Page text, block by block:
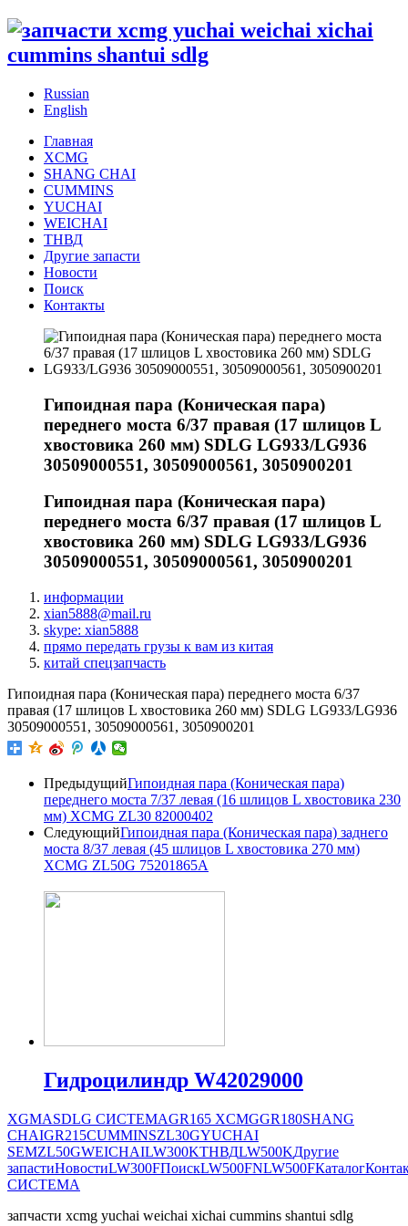
Russian
English
Главная
XCMG
SHANG CHAI
CUMMINS
YUCHAI
WEICHAI
ТНВД
Другие запасти
Новости
Поиск
Контакты
Гипоидная пара (Коническая пара)
переднего моста 6/37 правая (17 шлицов L
хвостовика 260 мм) SDLG LG933/LG936
30509000551, 30509000561, 3050900201
Гипоидная пара (Коническая пара)
переднего моста 6/37 правая (17 шлицов L
хвостовика 260 мм) SDLG LG933/LG936
30509000551, 30509000561, 3050900201
информации
xian5888@mail.ru
skype: xian5888
прямо передать грузы к вам из китая
китай спецзапчасть
Гипоидная пара (Коническая пара) переднего моста 6/37
правая (17 шлицов L хвостовика 260 мм) SDLG LG933/LG936
30509000551, 30509000561, 3050900201
ПредыдущийГипоидная пара (Коническая пара)
переднего моста 7/37 левая (16 шлицов L хвостовика 230
мм) XCMG ZL30 82000402
СледующийГипоидная пара (Коническая пара) заднего
моста 8/37 левая (45 шлицов L хвостовика 270 мм)
XCMG ZL50G 75201865A
Гидроцилиндр W42029000
XGMASDLG СИСТЕМАGR165 XCMGGR180SHANG
CHAIGR215CUMMINSZL30GYUCHAI
SEMZL50GWEICHAILW300KТНВДLW500KДругие
запастиНовостиLW300FПоискLW500FNLW500FКаталог
СИСТЕМА
запчасти xcmg yuchai weichai xichai cummins shantui sdlg